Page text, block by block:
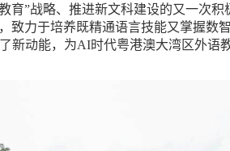
育”战略、推进新文科建设的又一次
力于培养既精通语言技能又掌握数
新动能，为AI时代粤港澳大湾区外语